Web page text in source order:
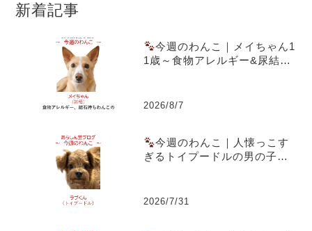
新着記事
今週のわんこ｜メイちゃん1
1歳～食物アレルギー&尿結石
2026/8/7
今週のわんこ｜人懐っこす
ぎるトイプードルの男の子ラ
2026/7/31